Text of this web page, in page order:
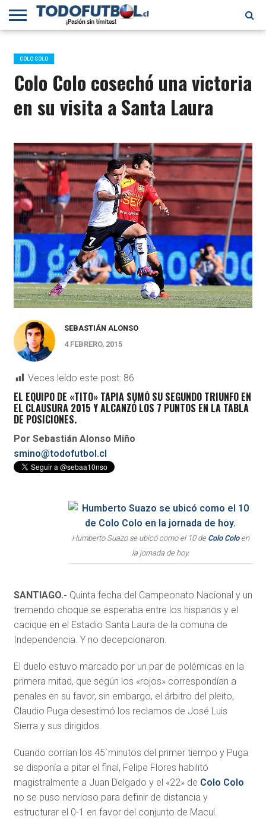
PRIMERA
B
SELECCIÓN
CHILENA
CHILENOS
EN EL
MUNDO
FÚTBOL
INTERNACIONAL
COLO COLO
Colo Colo cosechó una victoria
en su visita a Santa Laura
SEBASTIÁN ALONSO
4 FEBRERO, 2015
Veces leído este post: 86
EL EQUIPO DE «TITO» TAPIA SUMÓ SU SEGUNDO TRIUNFO EN
EL CLAUSURA 2015 Y ALCANZÓ LOS 7 PUNTOS EN LA TABLA
DE POSICIONES.
Por Sebastián Alonso Miño
smino@todofutbol.cl
Humberto Suazo se ubicó como el 10 de Colo Coloen
la jornada de hoy.
SANTIAGO.- Quinta fecha del Campeonato Nacional y un
tremendo choque se esperaba entre los hispanos y el
cacique en el Estadio Santa Laura de la comuna de
Independencia. Y no decepcionaron.
El duelo estuvo marcado por un par de polémicas en la
primera mitad, que según los «rojos» correspondían a
penales en su favor, sin embargo, el árbitro del pleito,
Claudio Puga desestimó los reclamos de José Luis
Sierra y sus dirigidos.
Cuando corrían los 45`minutos del primer tiempo y Puga
se disponía a pitar el final, Felipe Flores habilitó
magistralmente a Juan Delgado y el «22» de Colo Colo
no se puso nervioso para definir de distancia y
estructurar el 0-1 en favor del conjunto de Macul.